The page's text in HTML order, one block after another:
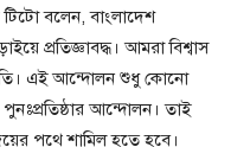
বলেন, বাংলাদেশ
প্রতিজ্ঞাবদ্ধ। আমরা বিশ্বাস
এই আন্দোলন শুধু কোনো
আন্দোলন। তাই
পথে শামিল হতে হবে।